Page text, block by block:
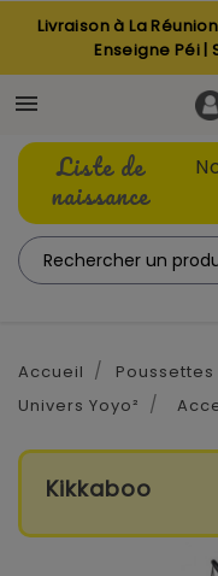
Livraison à La
Enseigne Péi |

Liste de
naissance
Accueil Poussettes
Univers Yoyo²
Kikkaboo